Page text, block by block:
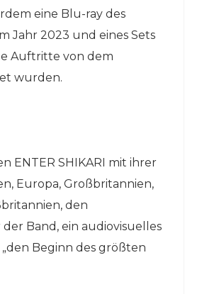
eine Blu-ray des
Jahr 2023 und eines Sets
Auftritte von dem
wurden.
ENTER SHIKARI mit ihrer
Europa, Großbritannien,
den
Band, ein audiovisuelles
Beginn des größten